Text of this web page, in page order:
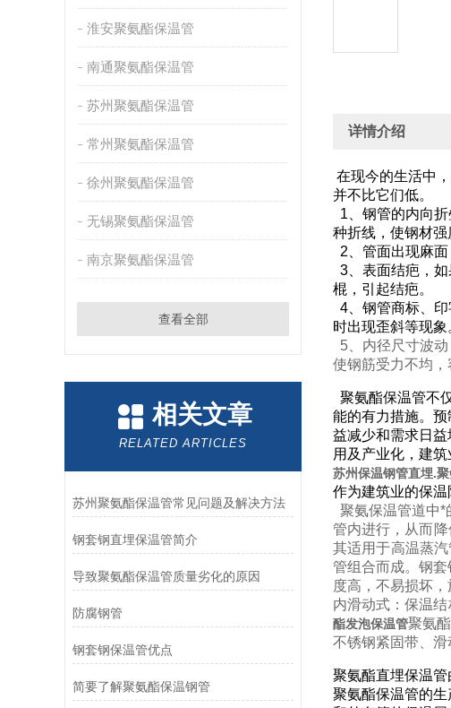
淮安聚氨酯保温管
南通聚氨酯保温管
苏州聚氨酯保温管
常州聚氨酯保温管
徐州聚氨酯保温管
无锡聚氨酯保温管
南京聚氨酯保温管
查看全部
相关文章
RELATED ARTICLES
苏州聚氨酯保温管常见问题及解决方法
钢套钢直埋保温管简介
导致聚氨酯保温管质量劣化的原因
防腐钢管
钢套钢保温管优点
简要了解聚氨酯保温钢管
详情介绍
在现今的生活中
并不比它们低。
1、钢管的内向
种折线，使钢
2、管面出现麻
3、表面结疤，
棍，引起结疤。
4、钢管商标、
时出现歪斜等现象
5、内径尺寸波
使钢筋受力不均，
聚氨酯保温管不
能的有力措施。
益减少和需求日
用及产业化，建
苏州保温钢管直埋.
作为建筑业的保温
聚氨保温管道中*
管内进行，从而
其适用于高温蒸
管组合而成。钢
度高，不易损坏
内滑动式：保温
酯发泡保温管聚氨
不锈钢紧固带、滑
聚氨酯直埋保温
聚氨酯保温管的